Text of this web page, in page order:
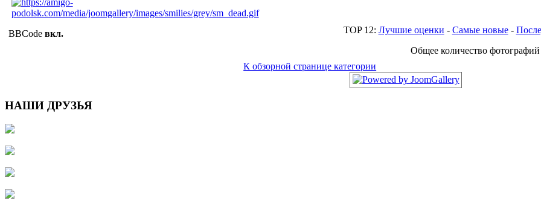
BBCode вкл. TOP 12: Лучшие оценки - Самые новые-
Общее количество фотографий
К обзорной странице категории
НАШИ ДРУЗЬЯ